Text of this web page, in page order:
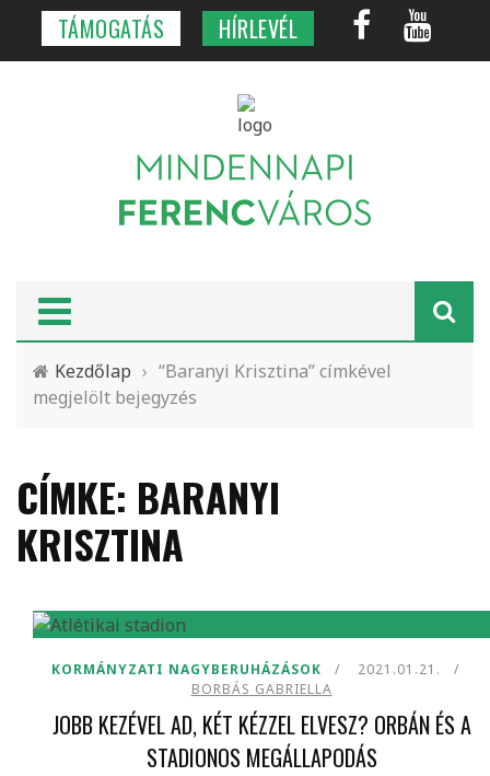
TÁMOGATÁS HÍRLEVÉL
Kezdőlap › “Baranyi Krisztina” címkével
megjelölt bejegyzés
CÍMKE: BARANYI
KRISZTINA
KORMÁNYZATI NAGYBERUHÁZÁSOK
2021.01.21.
BORBÁS GABRIELLA
JOBB KEZÉVEL AD, KÉT KÉZZEL ELVESZ? ORBÁN ÉS A
STADIONOS MEGÁLLAPODÁS